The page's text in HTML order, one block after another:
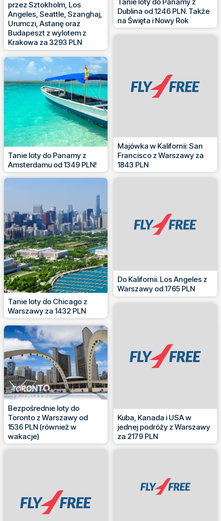
przez Sztokholm, Los
Angeles, Seattle, Szanghaj,
Urumczi, Astanę oraz
Budapeszt z wylotem z
Krakowa za 3293 PLN
Dublina od 1246 PLN. Także
na Święta i Nowy Rok
Tanie loty do Panamy z
Amsterdamu od 1349 PLN!
Majówka w Kalifornii: San
Francisco z Warszawy za
1843 PLN
Tanie loty do Chicago z
Warszawy za 1432 PLN
Do Kalifornii. Los Angeles z
Warszawy od 1765 PLN
Bezpośrednie loty do
Toronto z Warszawy od
1536 PLN (również w
wakacje)
Kuba, Kanada i USA w
jednej podróży z Warszawy
za 2179 PLN